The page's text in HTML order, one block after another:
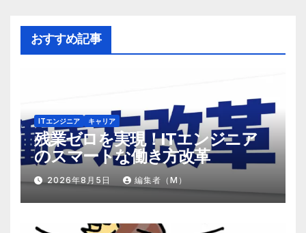
おすすめ記事
ITエンジニア キャリア
残業ゼロを実現！ITエンジニア
のスマートな働き方改革
2026年8月5日 編集者（M）